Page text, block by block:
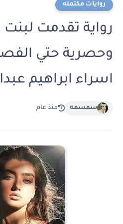
روايات مكتمله
رواية تقدمت لبنت
وحصرية حتي
اسراء ابراهيم
سمسمه منذ عام